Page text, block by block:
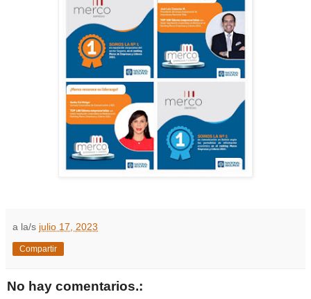
a la/s julio 17, 2023
Compartir
No hay comentarios.: